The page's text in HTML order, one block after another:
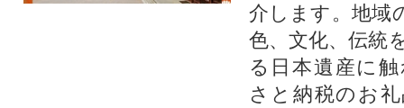
介します。地域
色、文化、伝統
る日本遺産に
さと納税のお